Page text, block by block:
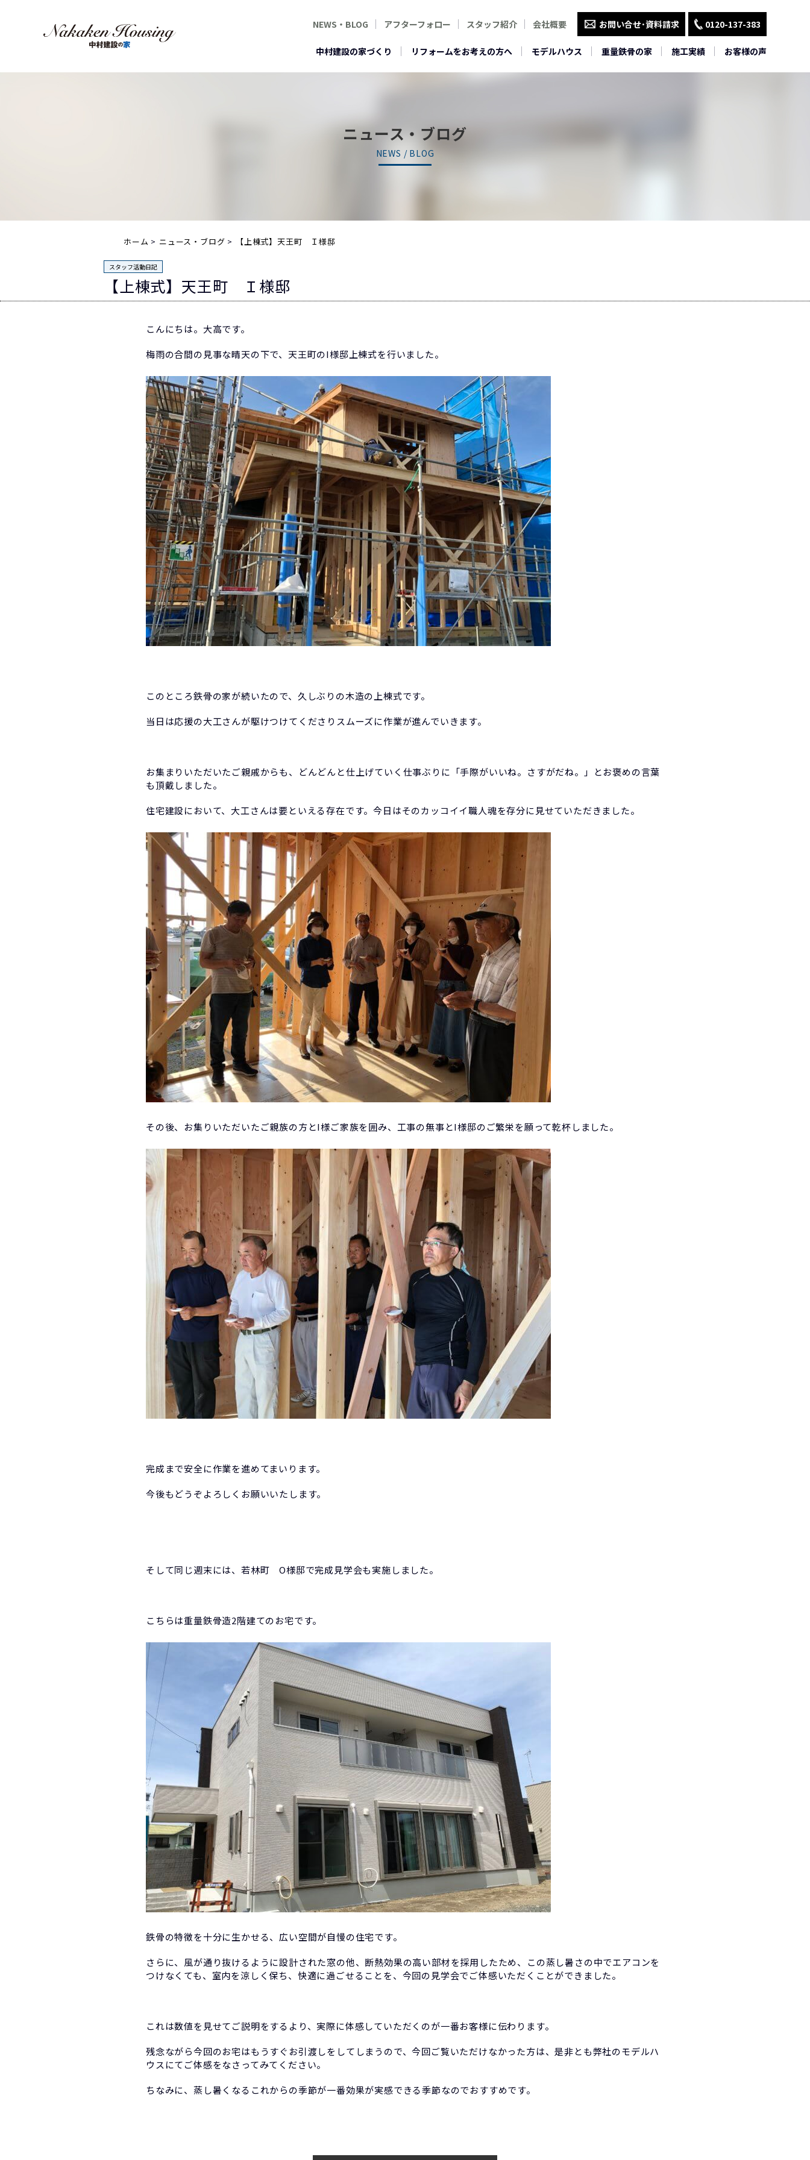
NEWS・BLOG アフターフォロー スタッフ紹介 会社概要 お問い合せ･資料請求 0120-137-383
中村建設の家づくり リフォームをお考えの方へ モデルハウス 重量鉄骨の家 施工実績 お客様の声
ニュース・ブログ
NEWS / BLOG
ホーム ニュース・ブログ 【上棟式】天王町 Ｉ様邸
スタッフ活動日記
【上棟式】天王町 Ｉ様邸
こんにちは。大高です。
梅雨の合間の見事な晴天の下で、天王町のI様邸上棟式を行いました。
このところ鉄骨の家が続いたので、久しぶりの木造の上棟式です。
当日は応援の大工さんが駆けつけてくださりスムーズに作業が進んでいきます。
お集まりいただいたご親戚からも、どんどんと仕上げていく仕事ぶりに「手際がいいね。さすがだね。」とお褒めの言葉
も頂戴しました。
住宅建設において、大工さんは要といえる存在です。今日はそのカッコイイ職人魂を存分に見せていただきました。
その後、お集りいただいたご親族の方とI様ご家族を囲み、工事の無事とI様邸のご繁栄を願って乾杯しました。
完成まで安全に作業を進めてまいります。
今後もどうぞよろしくお願いいたします。
そして同じ週末には、若林町 O様邸で完成見学会も実施しました。
こちらは重量鉄骨造2階建てのお宅です。
鉄骨の特徴を十分に生かせる、広い空間が自慢の住宅です。
さらに、風が通り抜けるように設計された窓の他、断熱効果の高い部材を採用したため、この蒸し暑さの中でエアコンを
つけなくても、室内を涼しく保ち、快適に過ごせることを、今回の見学会でご体感いただくことができました。
これは数値を見せてご説明をするより、実際に体感していただくのが一番お客様に伝わります。
残念ながら今回のお宅はもうすぐお引渡しをしてしまうので、今回ご覧いただけなかった方は、是非とも弊社のモデルハ
ウスにてご体感をなさってみてください。
ちなみに、蒸し暑くなるこれからの季節が一番効果が実感できる季節なのでおすすめです。